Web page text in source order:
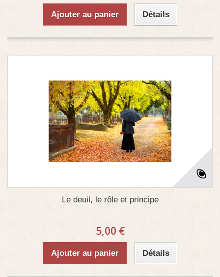
Ajouter au panier Détails
Le deuil, le rôle et principe
5,00 €
Ajouter au panier Détails